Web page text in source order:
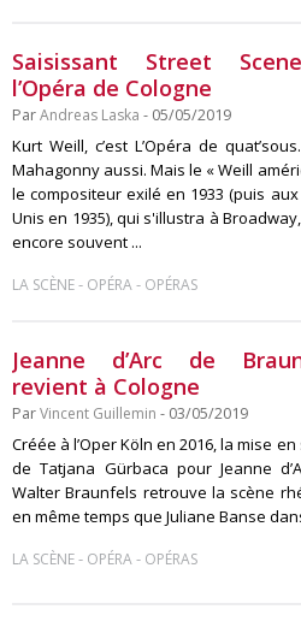
Saisissant Street
l’Opéra de Cologne
ParAndreas Laska - 05/05/2019
Kurt Weill, c’est L’Opéra de
Mahagonny aussi. Mais le « Weill
le compositeur exilé en 1933 (puis aux
Unis en 1935), qui s'illustra à
encore souvent ...
LA SCÈNE- OPÉRA- OPÉRAS
Jeanne d’Arc de
revient à Cologne
ParVincent Guillemin - 03/05/2019
Créée à l’Oper Köln en 2016, la mise
de Tatjana Gürbaca pour Jeanne
Walter Braunfels retrouve la scène
en même temps que Juliane Banse
LA SCÈNE- OPÉRA- OPÉRAS